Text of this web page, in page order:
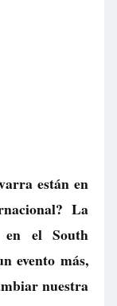
están en
La
en el South
evento más,
nuestra